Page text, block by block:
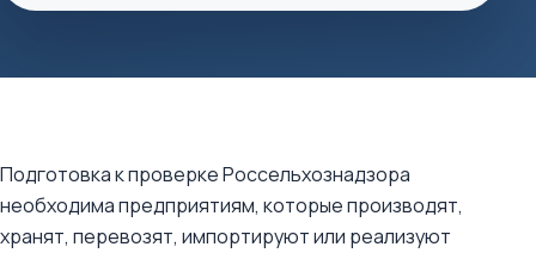
Подготовка к проверке Россельхознадзора
необходима предприятиям, которые производят,
хранят, перевозят, импортируют или реализуют